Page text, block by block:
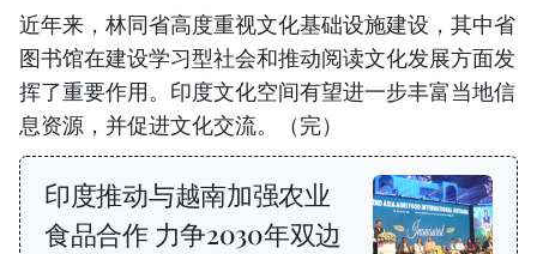
近年来，林同省高度重视文化基础设施建设，其中省
图书馆在建设学习型社会和推动阅读文化发展方面发
挥了重要作用。印度文化空间有望进一步丰富当地信
息资源，并促进文化交流。（完）
印度推动与越南加强农业
食品合作 力争2030年双边